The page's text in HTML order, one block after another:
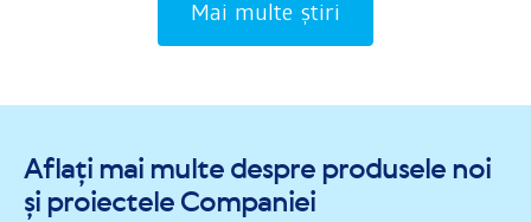
Mai multe știri
Aflați mai multe despre produsele noi
și proiectele Companiei